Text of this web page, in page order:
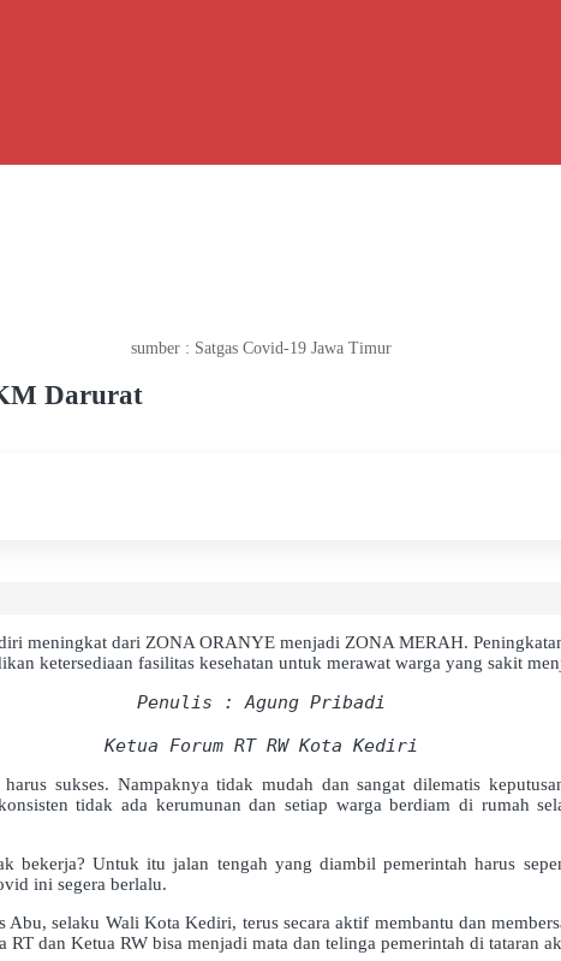
sumber : Satgas Covid-19 Jawa Timur
Darurat
meningkat dari ZONA ORANYE menjadi ZONA MERAH.
ketersediaan fasilitas kesehatan untuk merawat warga yang sakit
Penulis : Agung Pribadi
Ketua Forum RT RW Kota Kediri
sukses. Nampaknya tidak mudah dan sangat dilematis
tidak ada kerumunan dan setiap warga berdiam di rumah
bekerja? Untuk itu jalan tengah yang diambil pemerintah harus
ini segera berlalu.
selaku Wali Kota Kediri, terus secara aktif membantu dan
dan Ketua RW bisa menjadi mata dan telinga pemerintah di tataran